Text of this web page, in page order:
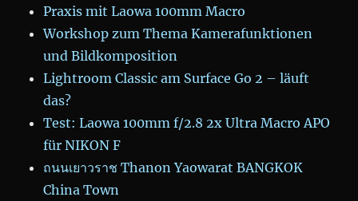
Praxis mit Laowa 100mm Macro
Workshop zum Thema Kamerafunktionen
und Bildkomposition
Lightroom Classic am Surface Go 2 – läuft
das?
Test: Laowa 100mm f/2.8 2x Ultra Macro APO
für NIKON F
ถนนเยาวราช Thanon Yaowarat BANGKOK
China Town